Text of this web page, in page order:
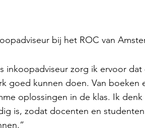
bij het ROC van
inkoopadviseur zorg ik ervoor dat
goed kunnen doen. Van boeken
oplossingen in de klas. Ik
is, zodat docenten en